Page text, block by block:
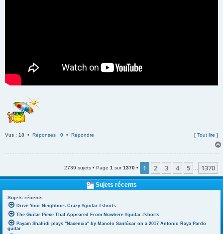
Vus : 18 • Réponses : 0 • Répondre [ Tout lire ]
2739 sujets • Page 1 sur1370 • 1 2 3 4 5 1370
Sujets récents
Sujets récents
Drive Your Neighbors Crazy #guitar #shorts
The Guitar Piece That Appeared From Nowhere #guitar #shorts
Payam Shahidi plays "Nacencia" by Manolo Sanlúcar on a 2017 Antonio Raya Pardo
guitar